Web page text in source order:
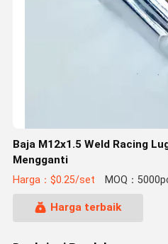
Baja M12x1.5 Weld Racing
Mengganti
Harga：$0.25/set MOQ：
Harga terbaik